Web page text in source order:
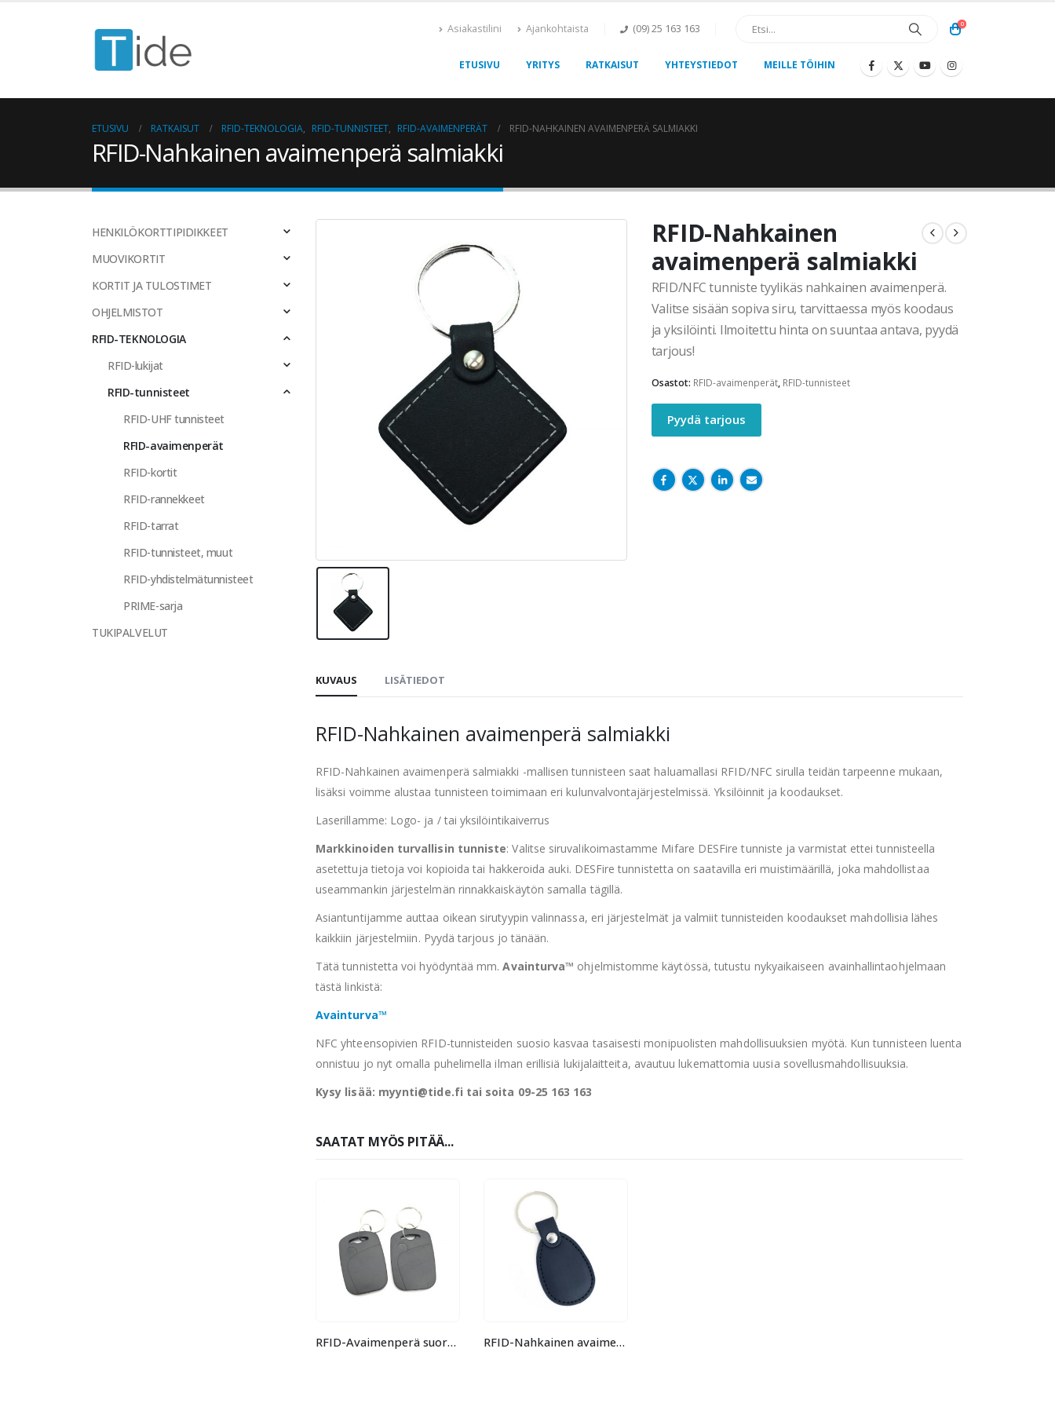
Asiakastilini Ajankohtaista (09) 25 163 163 0
ETUSIVU YRITYS RATKAISUT YHTEYSTIEDOT MEILLE TÖIHIN
ETUSIVU RATKAISUT RFID-TEKNOLOGIA, RFID-TUNNISTEET, RFID-AVAIMENPERÄT RFID-NAHKAINEN AVAIMENPERÄ SALMIAKKI
RFID-Nahkainen avaimenperä salmiakki
RFID-Nahkainen
avaimenperä salmiakki
RFID/NFC tunniste tyylikäs nahkainen avaimenperä.
Valitse sisään sopiva siru, tarvittaessa myös koodaus
ja yksilöinti. Ilmoitettu hinta on suuntaa antava, pyydä
tarjous!
Osastot: RFID-avaimenperät, RFID-tunnisteet
Pyydä tarjous
KUVAUS LISÄTIEDOT
RFID-Nahkainen avaimenperä salmiakki
RFID-Nahkainen avaimenperä salmiakki -mallisen tunnisteen saat haluamallasi RFID/NFC sirulla teidän tarpeenne mukaan,
lisäksi voimme alustaa tunnisteen toimimaan eri kulunvalvontajärjestelmissä. Yksilöinnit ja koodaukset.
Laserillamme: Logo- ja / tai yksilöintikaiverrus
Markkinoiden turvallisin tunniste: Valitse siruvalikoimastamme Mifare DESFire tunniste ja varmistat ettei tunnisteella
asetettuja tietoja voi kopioida tai hakkeroida auki. DESFire tunnistetta on saatavilla eri muistimäärillä, joka mahdollistaa
useammankin järjestelmän rinnakkaiskäytön samalla tägillä.
Asiantuntijamme auttaa oikean sirutyypin valinnassa, eri järjestelmät ja valmiit tunnisteiden koodaukset mahdollisia lähes
kaikkiin järjestelmiin. Pyydä tarjous jo tänään.
Tätä tunnistetta voi hyödyntää mm.Avainturva™ ohjelmistomme käytössä, tutustu nykyaikaiseen avainhallintaohjelmaan
tästä linkistä:
Avainturva™
NFC yhteensopivien RFID-tunnisteiden suosio kasvaa tasaisesti monipuolisten mahdollisuuksien myötä. Kun tunnisteen luenta
onnistuu jo nyt omalla puhelimella ilman erillisiä lukijalaitteita, avautuu lukemattomia uusia sovellusmahdollisuuksia.
Kysy lisää: myynti@tide.fi tai soita 09-25 163 163
SAATAT MYÖS PITÄÄ...
RFID-Avaimenperä suorakulmio RFID-Nahkainen avaimenperä pisara
HENKILÖKORTTIPIDIKKEET
MUOVIKORTIT
KORTIT JA TULOSTIMET
OHJELMISTOT
RFID-TEKNOLOGIA
RFID-lukijat
RFID-tunnisteet
RFID-UHF tunnisteet
RFID-avaimenperät
RFID-kortit
RFID-rannekkeet
RFID-tarrat
RFID-tunnisteet, muut
RFID-yhdistelmätunnisteet
PRIME-sarja
TUKIPALVELUT